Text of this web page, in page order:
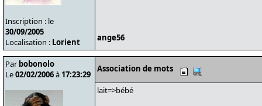
Inscription : le
30/09/2005
Localisation : Lorient ange56
Par bobonolo
Le02/02/2006à 17:23:29
Association de mots
lait=>bébé